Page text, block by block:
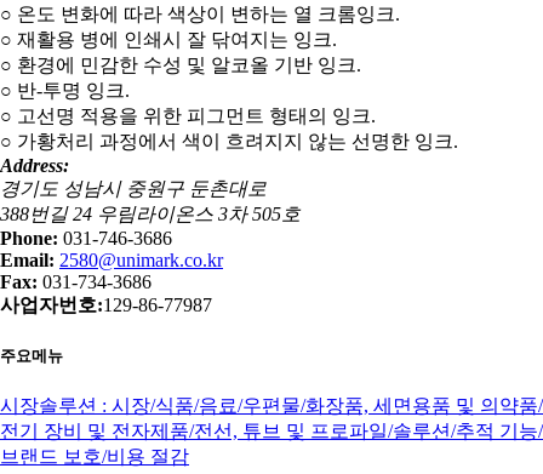
○ 온도 변화에 따라 색상이 변하는 열 크롬잉크.
○ 재활용 병에 인쇄시 잘 닦여지는 잉크.
○ 환경에 민감한 수성 및 알코올 기반 잉크.
○ 반-투명 잉크.
○ 고선명 적용을 위한 피그먼트 형태의 잉크.
○ 가황처리 과정에서 색이 흐려지지 않는 선명한 잉크.
Address:
경기도 성남시 중원구 둔촌대로
388번길 24 우림라이온스 3차 505호
Phone: 031-746-3686
Email: 2580@unimark.co.kr
Fax: 031-734-3686
사업자번호:129-86-77987
주요메뉴
시장솔루션 : 시장/식품/음료/우편물/화장품, 세면용품 및 의약품/
전기 장비 및 전자제품/전선, 튜브 및 프로파일/솔루션/추적 기능/
브랜드 보호/비용 절감